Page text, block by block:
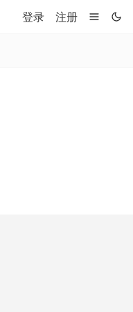
登录 注册